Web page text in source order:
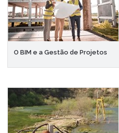
O BIM e a Gestão de Projetos